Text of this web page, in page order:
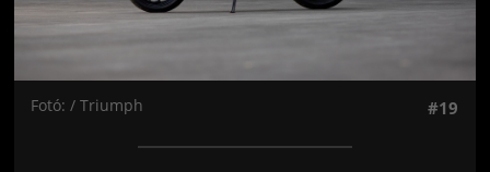
Fotó: / Triumph #19